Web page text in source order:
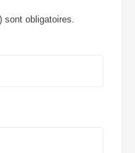
sont obligatoires.